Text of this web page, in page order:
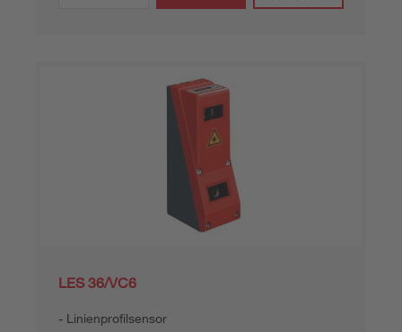
LES 36/VC6
Linienprofilsensor